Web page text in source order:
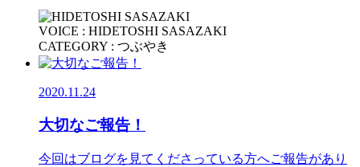
VOICE : HIDETOSHI SASAZAKI
CATEGORY : つぶやき
2020.11.24
大切なご報告！
今回はブログを見てくださっている方へご報告があり